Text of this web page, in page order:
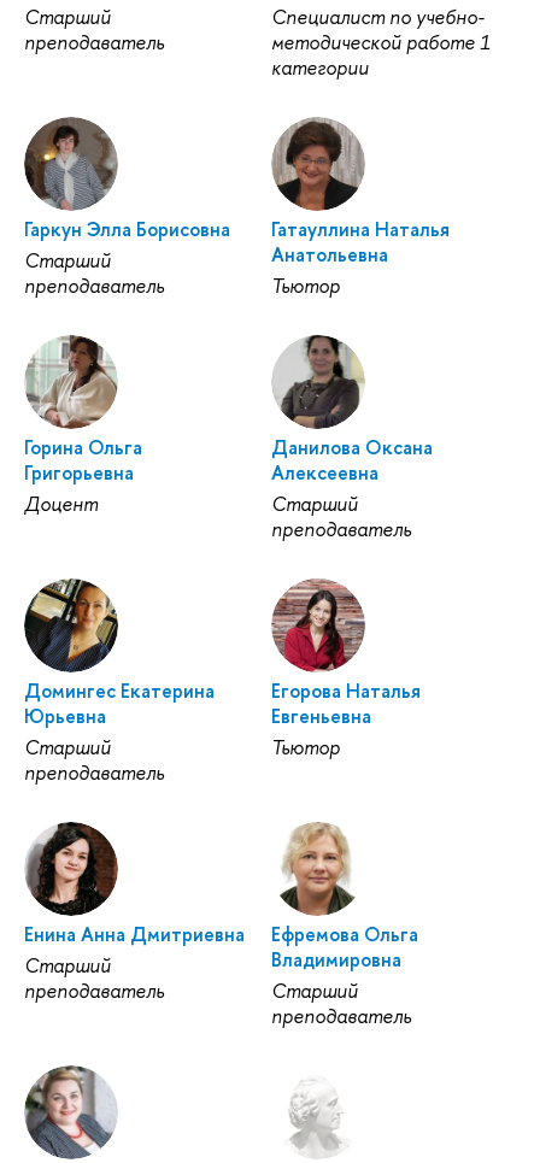
Старший
преподаватель
Специалист по учебно-
методической работе 1
категории
Гаркун Элла Борисовна
Старший
преподаватель
Гатауллина Наталья
Анатольевна
Тьютор
Горина Ольга
Григорьевна
Доцент
Данилова Оксана
Алексеевна
Старший
преподаватель
Домингес Екатерина
Юрьевна
Старший
преподаватель
Егорова Наталья
Евгеньевна
Тьютор
Енина Анна Дмитриевна
Старший
преподаватель
Ефремова Ольга
Владимировна
Старший
преподаватель